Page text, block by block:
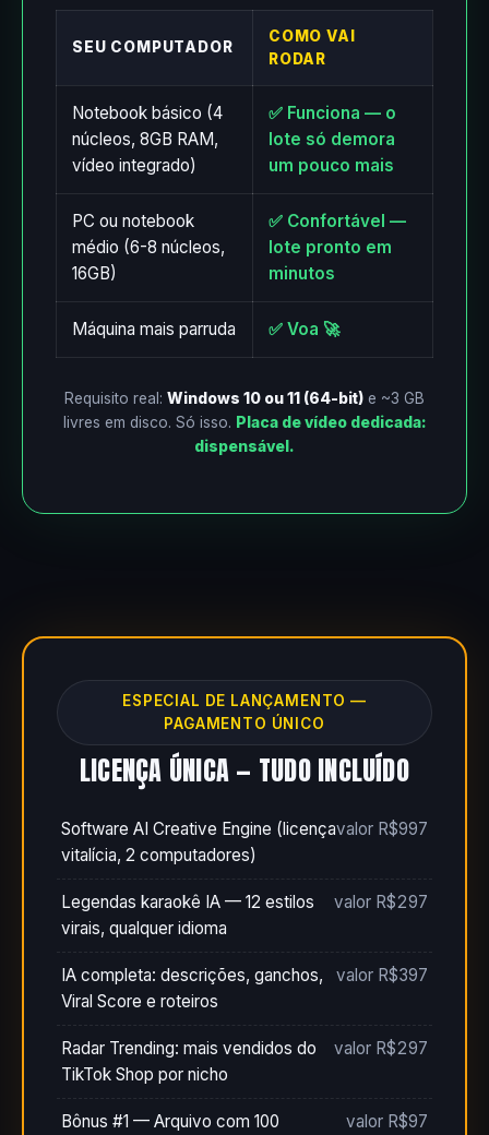
SEU COMPUTADOR
COMO VAI
RODAR
Notebook básico (4
núcleos, 8GB RAM,
vídeo integrado)
✅ Funciona — o
lote só demora
um pouco mais
PC ou notebook
médio (6-8 núcleos,
16GB)
✅ Confortável —
lote pronto em
minutos
Máquina mais parruda ✅ Voa 🚀
Requisito real: Windows 10 ou 11 (64-bit) e ~3 GB
livres em disco. Só isso. Placa de vídeo dedicada:
dispensável.
ESPECIAL DE LANÇAMENTO —
PAGAMENTO ÚNICO
LICENÇA ÚNICA — TUDO INCLUÍDO
Software AI Creative Engine (licença
vitalícia, 2 computadores)
valor R$997
Legendas karaokê IA — 12 estilos
virais, qualquer idioma
valor R$297
IA completa: descrições, ganchos,
Viral Score e roteiros
valor R$397
Radar Trending: mais vendidos do
TikTok Shop por nicho
valor R$297
Bônus #1 — Arquivo com 100 valor R$97